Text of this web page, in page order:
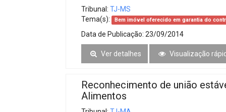
Tribunal: TJ-MS
Tema(s):
Bem imóvel oferecido em garantia do
Data de Publicação: 23/09/2014
Ver detalhes Visualização
Reconhecimento de união
Alimentos